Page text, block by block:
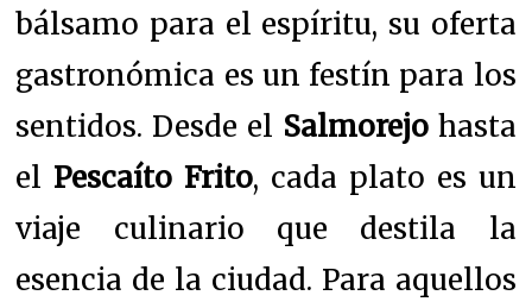
bálsamo para el espíritu, su oferta
gastronómica es un festín para los
sentidos. Desde el Salmorejohasta
el Pescaíto Frito, cada plato es un
viaje culinario que destila la
esencia de la ciudad. Para aquellos